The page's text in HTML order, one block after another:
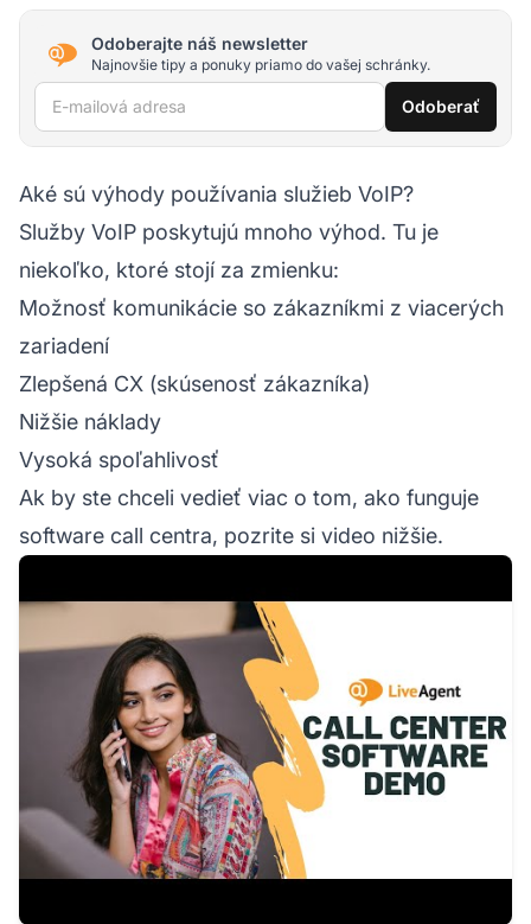
Odoberajte náš newsletter
Najnovšie tipy a ponuky priamo do vašej schránky.
E-mailová adresa Odoberať
Aké sú výhody používania služieb VoIP?
Služby VoIP poskytujú mnoho výhod. Tu je
niekoľko, ktoré stojí za zmienku:
Možnosť komunikácie so zákazníkmi z viacerých
zariadení
Zlepšená CX (skúsenosť zákazníka)
Nižšie náklady
Vysoká spoľahlivosť
Ak by ste chceli vedieť viac o tom, ako funguje
software call centra, pozrite si video nižšie.